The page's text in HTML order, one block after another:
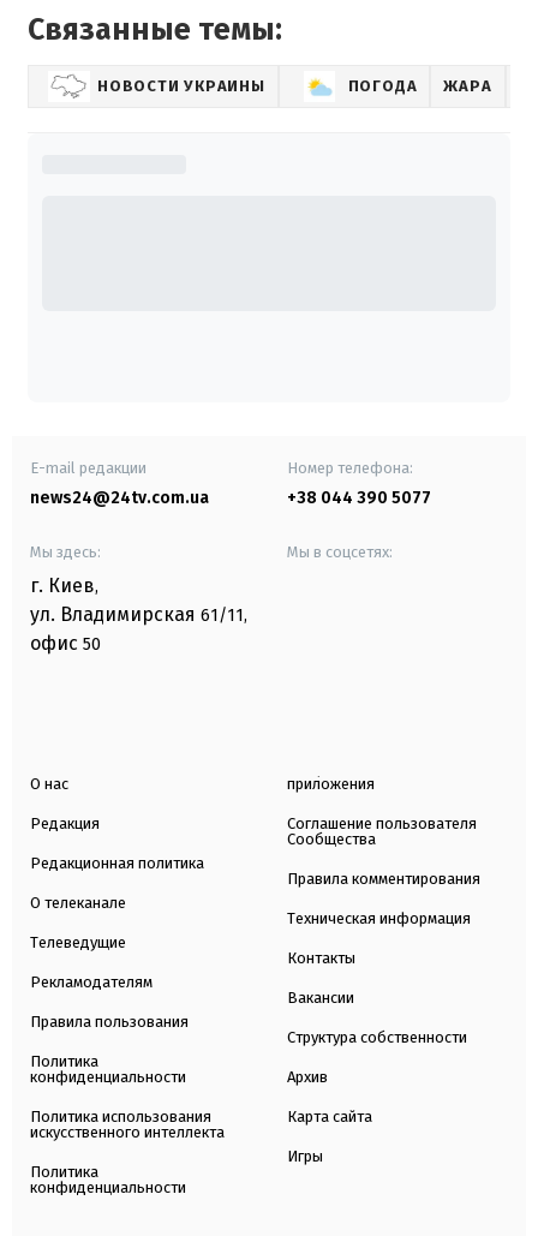
Связанные темы:
НОВОСТИ УКРАИНЫ ПОГОДА ЖАРА
E-mail редакции
news24@24tv.com.ua
Номер телефона:
+38 044 390 5077
Мы здесь:
г. Киев,
ул. Владимирская 61/11,
офис 50
Мы в соцсетях:
О нас
Редакция
Редакционная политика
О телеканале
Телеведущие
Рекламодателям
Правила пользования
Политика
конфиденциальности
Политика использования
искусственного интеллекта
Политика
конфиденциальности
приложения
Соглашение пользователя
Сообщества
Правила комментирования
Техническая информация
Контакты
Вакансии
Структура собственности
Архив
Карта сайта
Игры